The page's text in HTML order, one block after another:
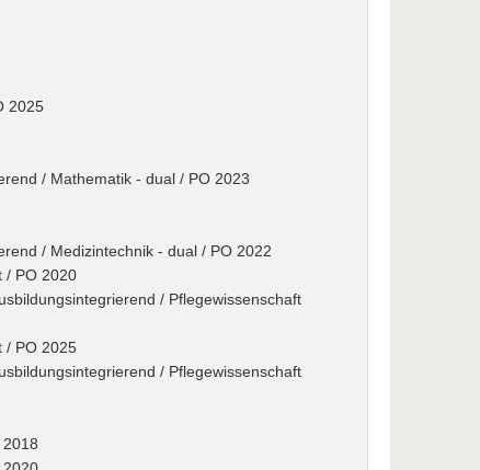
2025
/ Mathematik - dual / PO 2023
/ Medizintechnik - dual / PO 2022
/ PO 2020
/ Pflegewissenschaft
/ PO 2025
/ Pflegewissenschaft